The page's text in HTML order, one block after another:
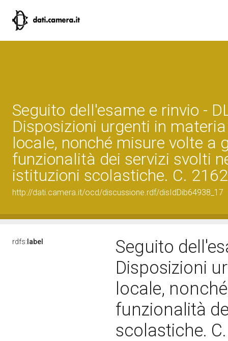
Seguito dell'esame e rinvio -
Disposizioni urgenti in
locale, nonché misure volte a
funzionalità dei servizi svolti
istituzioni scolastiche. C. 2162
http://dati.camera.it/ocd/discussione.rdf/disIdDib64938_17
rdfs: label
Seguito
Disposizioni
locale,
funzionalità
scolastiche.